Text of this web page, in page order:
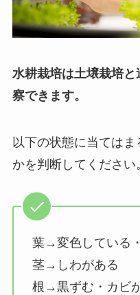
水耕栽培は土壌栽培
察できます。
以下の状態に当ては
かを判断してください
葉→変色している
茎→しわがある
根→黒ずむ・カビ